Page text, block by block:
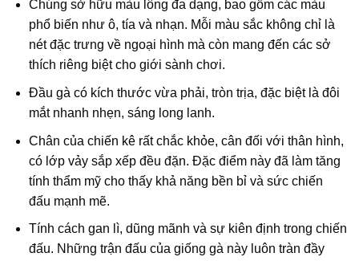
Chúng sở hữu màu lông đa dạng, bao gồm các màu
phổ biến như ô, tía và nhạn. Mỗi màu sắc không chỉ là
nét đặc trưng về ngoại hình mà còn mang đến các sở
thích riêng biệt cho giới sành chơi.
Đầu gà có kích thước vừa phải, tròn trịa, đặc biệt là đôi
mắt nhanh nhẹn, sáng long lanh.
Chân của chiến kê rất chắc khỏe, cân đối với thân hình,
có lớp vảy sắp xếp đều đặn. Đặc điểm này đã làm tăng
tính thẩm mỹ cho thấy khả năng bền bỉ và sức chiến
đấu mạnh mẽ.
Tính cách gan lì, dũng mãnh và sự kiên định trong chiến
đấu. Những trận đấu của giống gà này luôn tràn đầy